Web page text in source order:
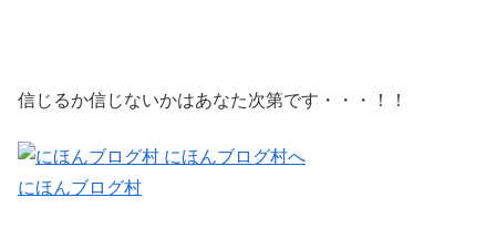
信じるか信じないかはあなた次第です・・・！！
にほんブログ村